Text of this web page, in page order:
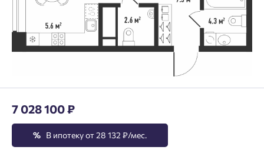
7 028 100 ₽
% В ипотеку от 28 132 ₽/мес.